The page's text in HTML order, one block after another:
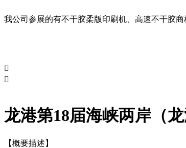
我公司参展的有不干胶柔版印刷机、高速不干胶


龙港第18届海峡两岸（
【概要描述】